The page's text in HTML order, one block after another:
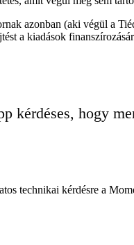
azonban (aki végül a
a kiadások
kérdéses, hogy
technikai kérdésre a